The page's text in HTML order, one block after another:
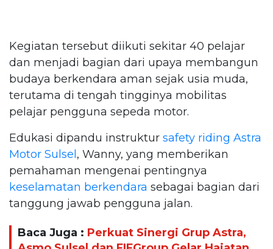
Kegiatan tersebut diikuti sekitar 40 pelajar
dan menjadi bagian dari upaya membangun
budaya berkendara aman sejak usia muda,
terutama di tengah tingginya mobilitas
pelajar pengguna sepeda motor.
Edukasi dipandu instruktur safety riding Astra
Motor Sulsel , Wanny, yang memberikan
pemahaman mengenai pentingnya
keselamatan berkendara sebagai bagian dari
tanggung jawab pengguna jalan.
Baca Juga : Perkuat Sinergi Grup Astra,